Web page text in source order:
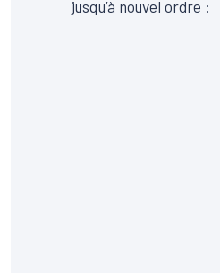
jusqu’à nouvel ordre :